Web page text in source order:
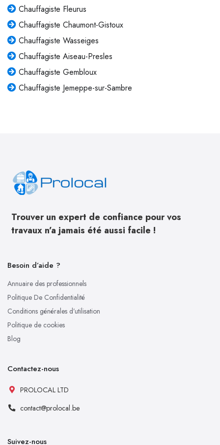
Chauffagiste Fleurus
Chauffagiste Chaumont-Gistoux
Chauffagiste Wasseiges
Chauffagiste Aiseau-Presles
Chauffagiste Gembloux
Chauffagiste Jemeppe-sur-Sambre
Trouver un expert de confiance pour vos
travaux n’a jamais été aussi facile !
Besoin d’aide ?
Annuaire des professionnels
Politique De Confidentialité
Conditions générales d’utilisation
Politique de cookies
Blog
Contactez-nous
PROLOCAL LTD
contact@prolocal.be
Suivez-nous